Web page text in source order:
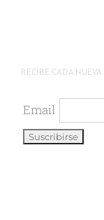
RECIBE CADA
Email